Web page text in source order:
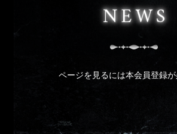
NEWS
ページを見るには本会員登録